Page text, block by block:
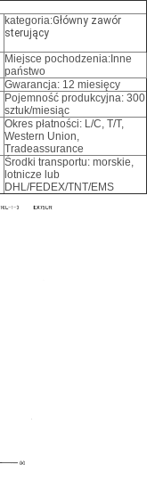
kategoria:Główny zawór
sterujący
Miejsce pochodzenia:Inne
państwo
Gwarancja: 12 miesięcy
Pojemność produkcyjna: 300
sztuk/miesiąc
Okres płatności: L/C, T/T,
Western Union,
Tradeassurance
Środki transportu: morskie,
lotnicze lub
DHL/FEDEX/TNT/EMS